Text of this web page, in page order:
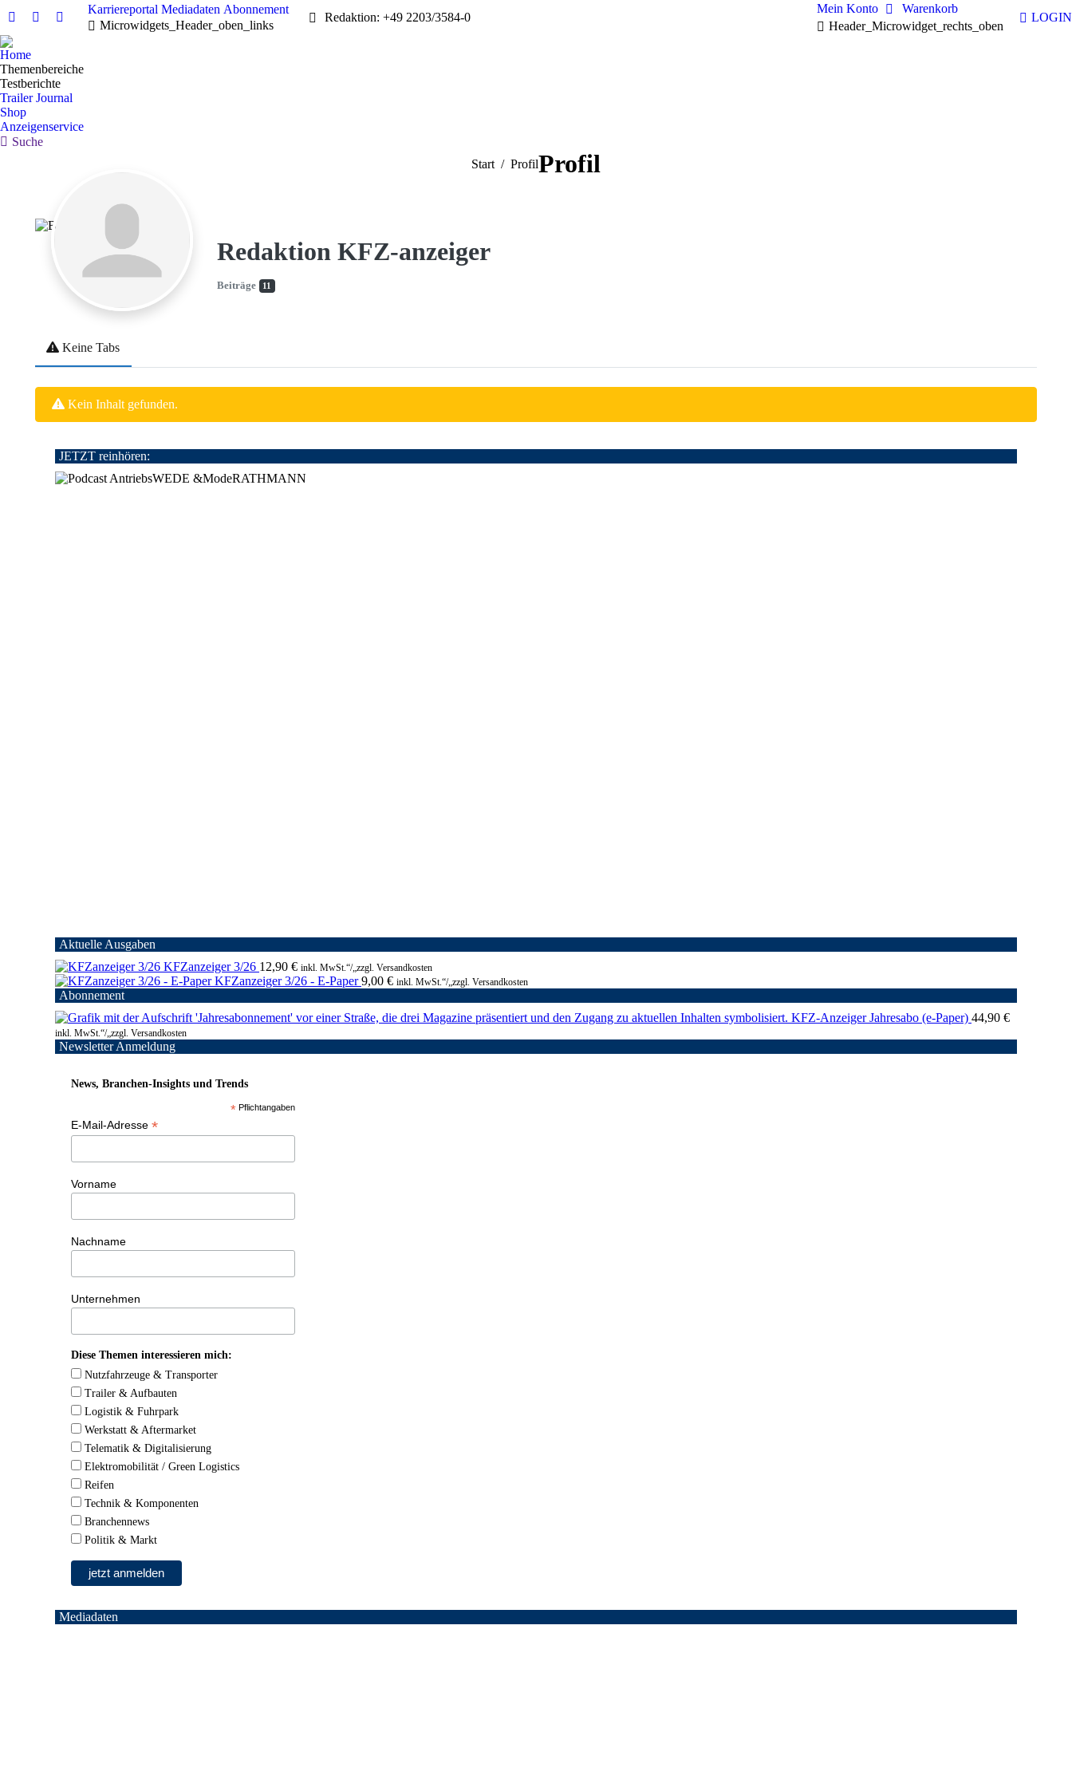
Linkedin
page
opens
in
new
window
Facebook
in
new
X
in
new
Karriereportal Mediadaten Abonnement
Microwidgets_Header_oben_links
Redaktion: +49 2203/3584-0
Mein Konto
Warenkorb
Header_Microwidget_rechts_oben
LOGIN
Home
Themenbereiche
Testberichte
Trailer Journal
Shop
Anzeigenservice
Search:
Suche
Sie befinden sich hier:
Start ProfilProfil
Redaktion KFZ-anzeiger
Beiträge 11
Keine Tabs
Kein Inhalt gefunden.
JETZT reinhören:
Aktuelle Ausgaben
KFZanzeiger 3/26 12,90 € inkl. MwSt.“/„zzgl. Versandkosten
KFZanzeiger 3/26 - E-Paper 9,00 € inkl. MwSt.“/„zzgl. Versandkosten
Abonnement
KFZ-Anzeiger Jahresabo (e-Paper) 44,90 €
inkl. MwSt.“/„zzgl. Versandkosten
Newsletter Anmeldung
News, Branchen-Insights und Trends
* Pflichtangaben
E-Mail-Adresse *
Vorname
Nachname
Unternehmen
Diese Themen interessieren mich:
Nutzfahrzeuge & Transporter
Trailer & Aufbauten
Logistik & Fuhrpark
Werkstatt & Aftermarket
Telematik & Digitalisierung
Elektromobilität / Green Logistics
Reifen
Technik & Komponenten
Branchennews
Politik & Markt
Mediadaten